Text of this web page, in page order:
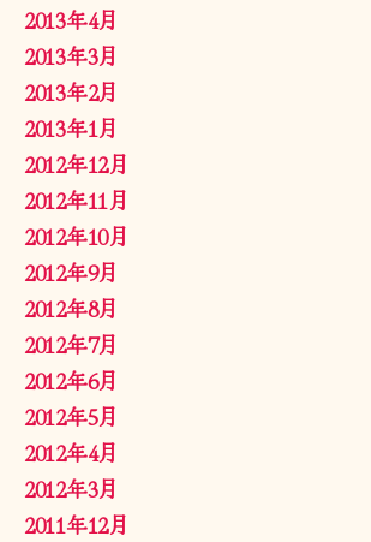
2013年4月
2013年3月
2013年2月
2013年1月
2012年12月
2012年11月
2012年10月
2012年9月
2012年8月
2012年7月
2012年6月
2012年5月
2012年4月
2012年3月
2011年12月